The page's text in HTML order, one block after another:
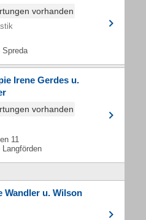
vorhanden
Spreda
Irene Gerdes u.
vorhanden
11
Wandler u. Wilson